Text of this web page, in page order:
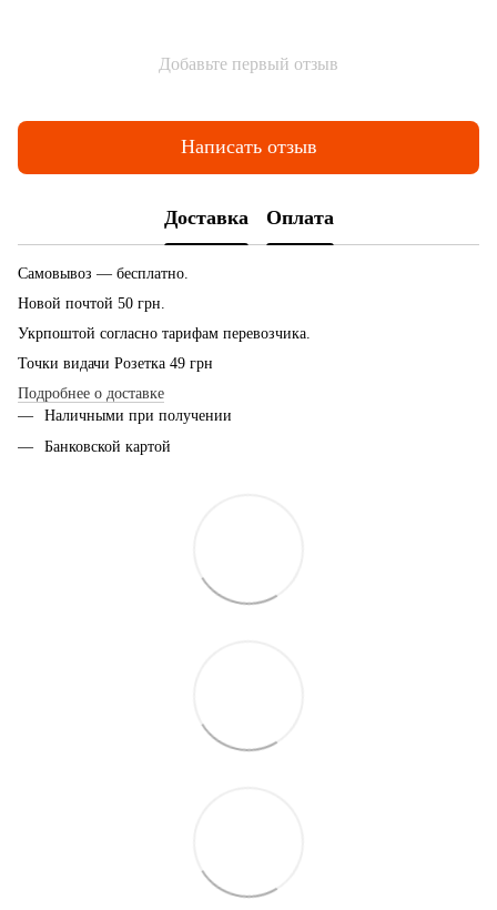
Добавьте первый отзыв
Написать отзыв
Доставка Оплата
Самовывоз — бесплатно.
Новой почтой 50 грн.
Укрпоштой согласно тарифам перевозчика.
Точки видачи Розетка 49 грн
Подробнее о доставке
Наличными при получении
Банковской картой